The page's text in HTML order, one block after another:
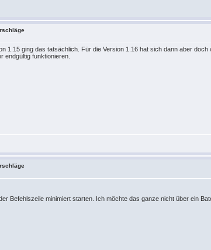
1.15 ging das tatsächlich. Für die Version 1.16 hat sich dann aber doch
endgültig funktionieren.
Befehlszeile minimiert starten. Ich möchte das ganze nicht über ein